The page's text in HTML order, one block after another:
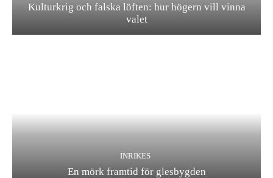
Kulturkrig och falska löften: hur högern vill vinna
valet
INRIKES
En mörk framtid för glesbygden